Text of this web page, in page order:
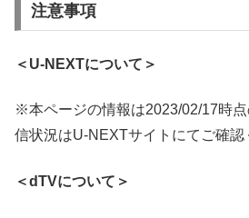
注意事項
＜U-NEXTについて＞
※本ページの情報は2023/02/17時
信状況はU-NEXTサイトにてご確認
＜dTVについて＞